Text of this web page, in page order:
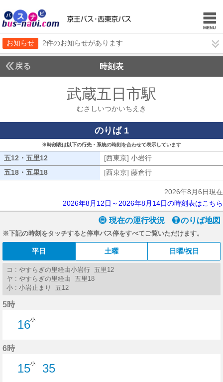
お知らせ 2件のお知らせがあります
戻る 時刻表
武蔵五日市駅
むさしいつかいちえき
のりば 1
※時刻表は以下の行先・系統の時刻を合わせて表示しています
五12・五里12 [西東京] 小岩行
五18・五里18
[西東京] 藤倉行
2026年8月6日現在
2026年8月12日～2026年8月14日の時刻表はこちら
現在の運行状況 のりば地図
※下記の時刻をタッチすると停車バス停をすべてご覧いただけます。
平日 土曜 日曜/祝日
コ : やすらぎの里経由小岩行 五里12
ヤ : やすらぎの里経由 五里18
小 : 小岩止まり 五12
5時
16小
6時
15小
35